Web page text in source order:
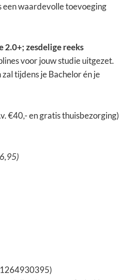
waardevolle toevoeging
zesdelige reeks
voor jouw studie uitgezet.
tijdens je Bachelor én je
€40,- en gratis thuisbezorging)